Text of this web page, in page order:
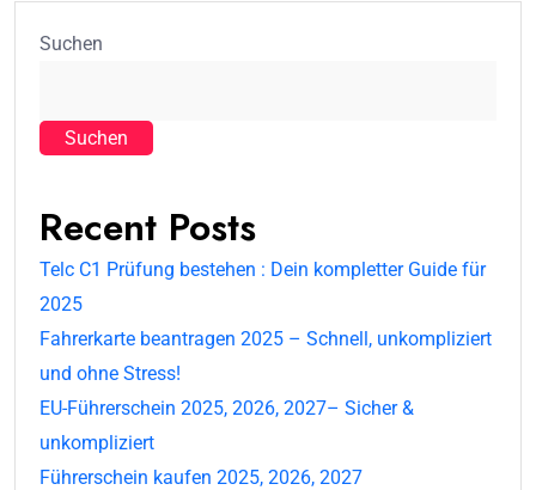
Suchen
Suchen
Recent Posts
Telc C1 Prüfung bestehen : Dein kompletter Guide für
2025
Fahrerkarte beantragen 2025 – Schnell, unkompliziert
und ohne Stress!
EU-Führerschein 2025, 2026, 2027– Sicher &
unkompliziert
Führerschein kaufen 2025, 2026, 2027